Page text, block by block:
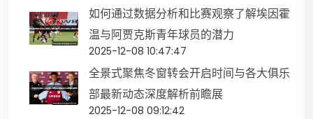
如何通过数据分析和比赛观察了解埃因霍
温与阿贾克斯青年球员的潜力
2025-12-08 10:47:47
全景式聚焦冬窗转会开启时间与各大俱乐
部最新动态深度解析前瞻展
2025-12-08 09:12:42